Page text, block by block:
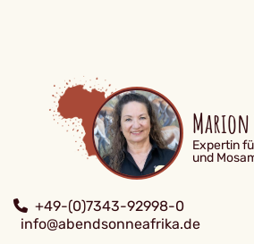
Marion
Expertin
und
+49-(0)7343-92998-0
info@abendsonneafrika.de